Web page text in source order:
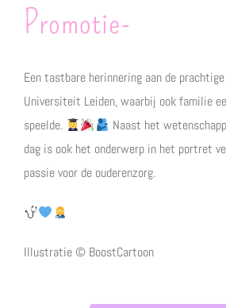
Promotie-
Een tastbare herinnering aan de
Universiteit Leiden, waarbij ook familie
speelde.
Naast het
dag is ook het onderwerp in het portret
passie voor de ouderenzorg.
Illustratie © BoostCartoon